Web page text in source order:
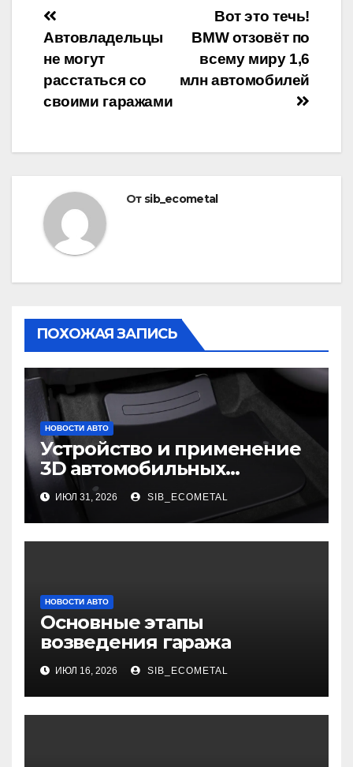
Навигация
по
записям
Вот это течь!
BMW отзовёт по
всему миру 1,6
млн автомобилей
Автовладельцы
не могут
расстаться со
своими гаражами
От sib_ecometal
ПОХОЖАЯ ЗАПИСЬ
НОВОСТИ АВТО
Устройство и применение
3D автомобильных
ковриков
ИЮЛ 31, 2026 SIB_ECOMETAL
НОВОСТИ АВТО
Основные этапы
возведения гаража
ИЮЛ 16, 2026 SIB_ECOMETAL